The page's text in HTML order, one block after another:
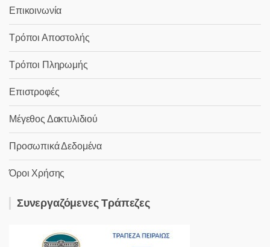
Επικοινωνία
Τρόποι Αποστολής
Τρόποι Πληρωμής
Επιστροφές
Μέγεθος Δακτυλιδιού
Προσωπικά Δεδομένα
Όροι Χρήσης
Συνεργαζόμενες Τράπεζες